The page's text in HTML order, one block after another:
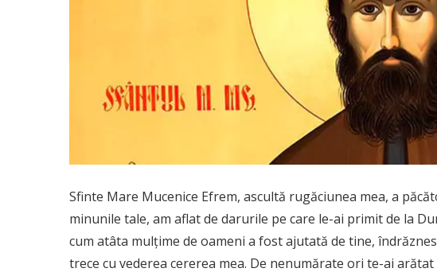
Sfinte Mare Mucenice Efrem, ascultă rugăciunea mea, a
minunile tale, am aflat de darurile pe care le-ai primit de la
cum atâta mulţime de oameni a fost ajutată de tine,
trece cu vederea cererea mea. De nenumărate ori te-ai